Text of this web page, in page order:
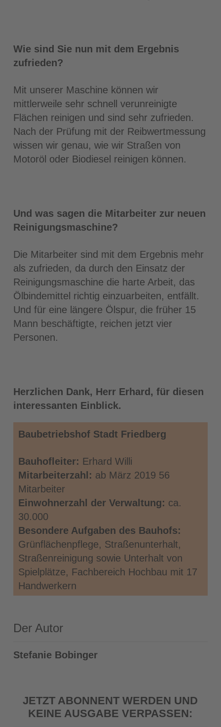
Wie sind Sie nun mit dem Ergebnis
zufrieden?
Mit unserer Maschine können wir
mittlerweile sehr schnell verunreinigte
Flächen reinigen und sind sehr zufrieden.
Nach der Prüfung mit der Reibwertmessung
wissen wir genau, wie wir Straßen von
Motoröl oder Biodiesel reinigen können.
Und was sagen die Mitarbeiter zur neuen
Reinigungsmaschine?
Die Mitarbeiter sind mit dem Ergebnis mehr
als zufrieden, da durch den Einsatz der
Reinigungsmaschine die harte Arbeit, das
Ölbindemittel richtig einzuarbeiten, entfällt.
Und für eine längere Ölspur, die früher 15
Mann beschäftigte, reichen jetzt vier
Personen.
Herzlichen Dank, Herr Erhard, für diesen
interessanten Einblick.
Baubetriebshof Stadt Friedberg
Bauhofleiter: Erhard Willi
Mitarbeiterzahl: ab März 2019 56
Mitarbeiter
Einwohnerzahl der Verwaltung: ca.
30.000
Besondere Aufgaben des Bauhofs:
Grünflächenpflege, Straßenunterhalt,
Straßenreinigung sowie Unterhalt von
Spielplätze, Fachbereich Hochbau mit 17
Handwerkern
Der Autor
Stefanie Bobinger
JETZT ABONNENT WERDEN UND
KEINE AUSGABE VERPASSEN: